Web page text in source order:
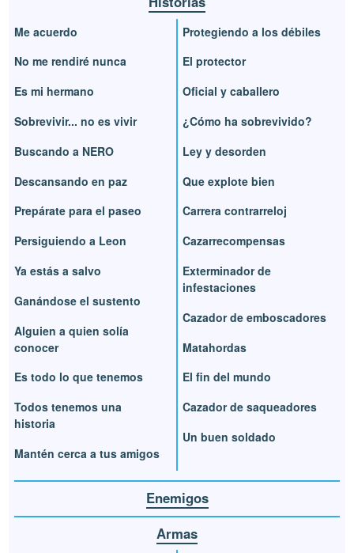
Me acuerdo
No me rendiré nunca
Es mi hermano
Sobrevivir... no es vivir
Buscando a NERO
Descansando en paz
Prepárate para el paseo
Persiguiendo a Leon
Ya estás a salvo
Ganándose el sustento
Alguien a quien solía
conocer
Es todo lo que tenemos
Todos tenemos una
historia
Mantén cerca a tus amigos
Protegiendo a los débiles
El protector
Oficial y caballero
¿Cómo ha sobrevivido?
Ley y desorden
Que explote bien
Carrera contrarreloj
Cazarrecompensas
Exterminador de
infestaciones
Cazador de emboscadores
Matahordas
El fin del mundo
Cazador de saqueadores
Un buen soldado
Enemigos
Armas